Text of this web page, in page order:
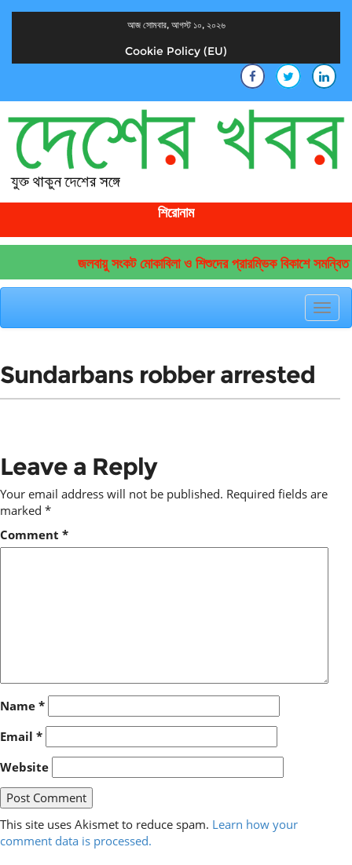
আজ সোমবার, আগস্ট ১০, ২০২৬
Cookie Policy (EU)
শিরোনাম
জলবায়ু সংকট মোকাবিলা ও শিশুদের প্রারম্ভিক বিকাশে সমন্বিত
Sundarbans robber arrested
Leave a Reply
Your email address will not be published. Required fields are
marked *
Comment *
Name *
Email *
Website
This site uses Akismet to reduce spam. Learn how your
comment data is processed.